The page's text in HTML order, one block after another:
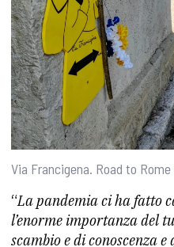
Via Francigena. Road to
“La pandemia ci ha fatto
l’enorme importanza del
scambio e di conoscenza